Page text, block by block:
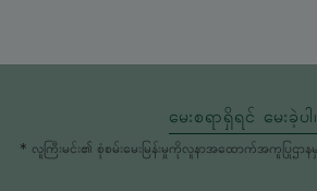
မေးစရာရှိရင် မေးခဲ့ပါ။
* လူကြီးမင်း၏ စုံစမ်းမေးမြန်းမှုကိုလူနာအထောက်အကူပြုဌာနမှ